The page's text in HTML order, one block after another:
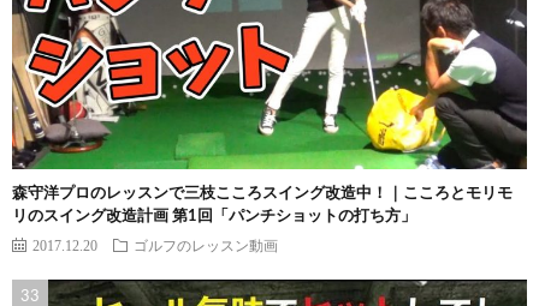
森守洋プロのレッスンで三枝こころスイング改造中！｜こころとモリモ
リのスイング改造計画 第1回「パンチショットの打ち方」
2017.12.20 ゴルフのレッスン動画